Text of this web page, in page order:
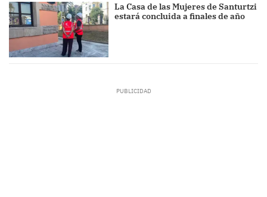
La Casa de las Mujeres de Santurtzi
estará concluida a finales de año